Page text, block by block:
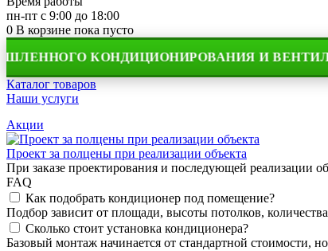
пн-пт с 9:00 до 18:00
0 В корзине пока пусто
КОНДИЦИОНИРОВАНИЯ И ВЕНТИЛЯЦИИ
Каталог товаров
Наши услуги
Акции
Проект за полцены при реализации объекта
При заказе проектирования и последующей
FAQ
Как подобрать кондиционер под помещение?
Подбор зависит от площади, высоты потолков,
Сколько стоит установка кондиционера?
Базовый монтаж начинается от стандартной стоимости,